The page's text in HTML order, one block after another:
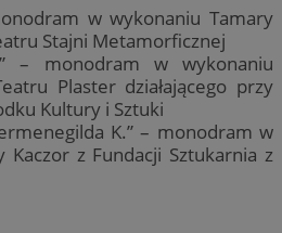
w wykonaniu Tamary
Stajni Metamorficznej
– monodram w wykonaniu
Plaster działającego przy
Kultury i Sztuki
K.” – monodram w
z Fundacji Sztukarnia z